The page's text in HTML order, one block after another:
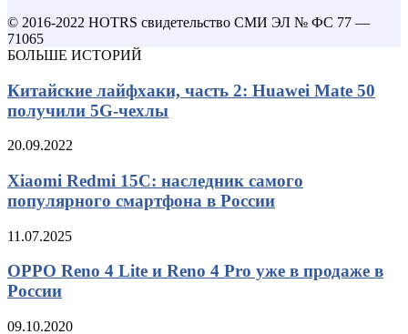
© 2016-2022 HOTRS свидетельство СМИ ЭЛ № ФС 77 —
71065
БОЛЬШЕ ИСТОРИЙ
Китайские лайфхаки, часть 2: Huawei Mate 50
получили 5G-чехлы
20.09.2022
Xiaomi Redmi 15C: наследник самого
популярного смартфона в России
11.07.2025
OPPO Reno 4 Lite и Reno 4 Pro уже в продаже в
России
09.10.2020